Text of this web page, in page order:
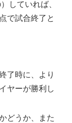
していれば、
で試合終了と
了時に、より
ヤーが勝利し
どうか、また